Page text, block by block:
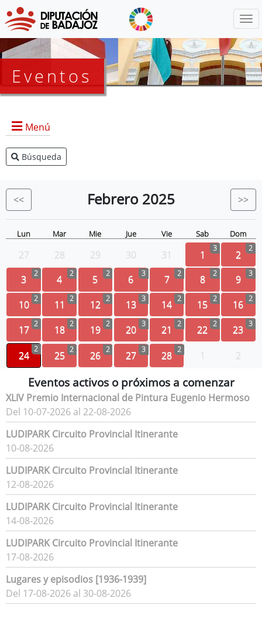
Eventos
Menú
Agenda Presidencia
Eventos
Búsqueda
<< Febrero 2025 >>
Lun Mar Mie Jue Vie Sab Dom
27 28 29 30 31 1 3 2 2
3 2 4 2 5 2 6 3 7 2 8 2 9 3
10 2 11 2 12 2 13 3 14 2 15 2 16 2
17 2 18 2 19 2 20 3 21 2 22 2 23 3
24
2
25 2 26 2 27 3 28 2 1 2
Eventos activos o próximos a comenzar
XLIV Premio Internacional de Pintura Eugenio Hermoso
Del 10-07-2026 al 22-08-2026
LUDIPARK Circuito Provincial Itinerante
10-08-2026
LUDIPARK Circuito Provincial Itinerante
12-08-2026
LUDIPARK Circuito Provincial Itinerante
14-08-2026
LUDIPARK Circuito Provincial Itinerante
17-08-2026
Lugares y episodios [1936-1939]
Del 17-08-2026 al 30-08-2026